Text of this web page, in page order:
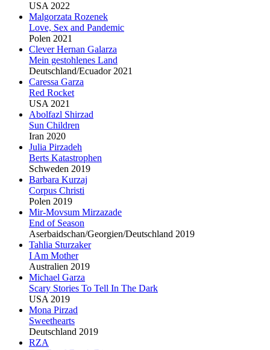
USA 2022
Malgorzata Rozenek
Love, Sex and Pandemic
Polen 2021
Clever Hernan Galarza
Mein gestohlenes Land
Deutschland/Ecuador 2021
Caressa Garza
Red Rocket
USA 2021
Abolfazl Shirzad
Sun Children
Iran 2020
Julia Pirzadeh
Berts Katastrophen
Schweden 2019
Barbara Kurzaj
Corpus Christi
Polen 2019
Mir-Movsum Mirzazade
End of Season
Aserbaidschan/Georgien/Deutschland 2019
Tahlia Sturzaker
I Am Mother
Australien 2019
Michael Garza
Scary Stories To Tell In The Dark
USA 2019
Mona Pirzad
Sweethearts
Deutschland 2019
RZA